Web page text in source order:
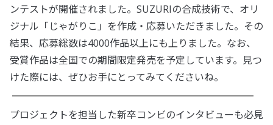
ンテストが開催されました。SUZURIの合成技術で、オリ
ジナル「じゃがりこ」を作成・応募いただきました。その
結果、応募総数は4000作品以上にも上りました。なお、
受賞作品は全国での期間限定発売を予定しています。見つ
けた際には、ぜひお手にとってみてくださいね。
プロジェクトを担当した新卒コンビのインタビューも必見